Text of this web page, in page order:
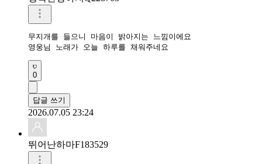
무지개를 들으니 마음이 밝아지는 느낌이에요
영웅님 노래가 오늘 하루를 채워주네요
0
답글 쓰기
2026.07.05 23:24
뛰어난하마F183529